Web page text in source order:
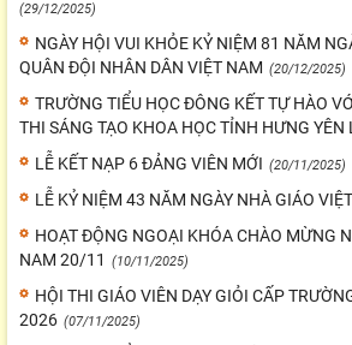
(29/12/2025)
NGÀY HỘI VUI KHỎE KỶ NIỆM 81 NĂM
QUÂN ĐỘI NHÂN DÂN VIỆT NAM (20/12/2025)
TRƯỜNG TIỂU HỌC ĐÔNG KẾT TỰ HÀO
THI SÁNG TẠO KHOA HỌC TỈNH HƯNG YÊN
LỄ KẾT NẠP 6 ĐẢNG VIÊN MỚI (20/11/2025)
LỄ KỶ NIỆM 43 NĂM NGÀY NHÀ GIÁO
HOẠT ĐỘNG NGOẠI KHÓA CHÀO MỪNG
NAM 20/11
(10/11/2025)
HỘI THI GIÁO VIÊN DẠY GIỎI CẤP
2026 (07/11/2025)